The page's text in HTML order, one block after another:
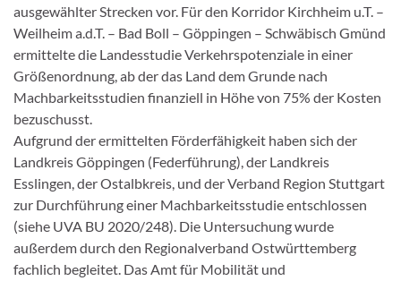
ausgewählter Strecken vor. Für den Korridor Kirchheim u.T. –
Weilheim a.d.T. – Bad Boll – Göppingen – Schwäbisch Gmünd
ermittelte die Landesstudie Verkehrspotenziale in einer
Größenordnung, ab der das Land dem Grunde nach
Machbarkeitsstudien finanziell in Höhe von 75% der Kosten
bezuschusst.
Aufgrund der ermittelten Förderfähigkeit haben sich der
Landkreis Göppingen (Federführung), der Landkreis
Esslingen, der Ostalbkreis, und der Verband Region Stuttgart
zur Durchführung einer Machbarkeitsstudie entschlossen
(siehe UVA BU 2020/248). Die Untersuchung wurde
außerdem durch den Regionalverband Ostwürttemberg
fachlich begleitet. Das Amt für Mobilität und